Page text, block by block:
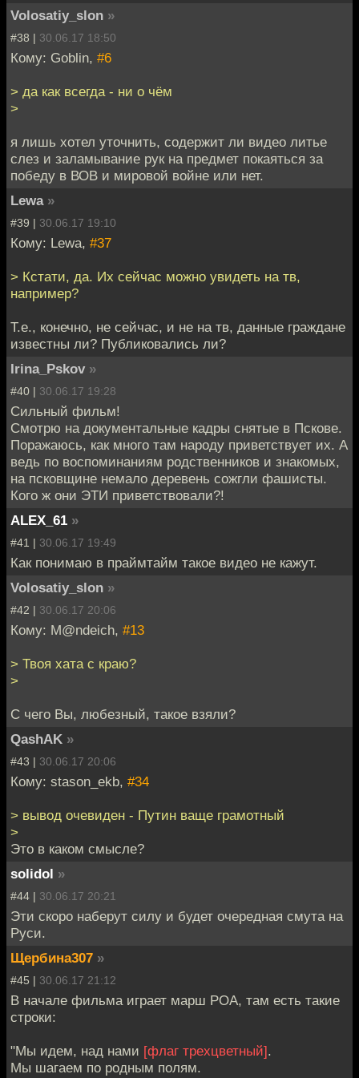
Volosatiy_slon »
#38 | 30.06.17 18:50
Кому: Goblin, #6
> да как всегда - ни о чём
>
я лишь хотел уточнить, содержит ли видео литье
слез и заламывание рук на предмет покаяться за
победу в ВОВ и мировой войне или нет.
Lewa »
#39 | 30.06.17 19:10
Кому: Lewa, #37
> Кстати, да. Их сейчас можно увидеть на тв,
например?
Т.е., конечно, не сейчас, и не на тв, данные граждане
известны ли? Публиковались ли?
Irina_Pskov »
#40 | 30.06.17 19:28
Сильный фильм!
Смотрю на документальные кадры снятые в Пскове.
Поражаюсь, как много там народу приветствует их. А
ведь по воспоминаниям родственников и знакомых,
на псковщине немало деревень сожгли фашисты.
Кого ж они ЭТИ приветствовали?!
ALEX_61 »
#41 | 30.06.17 19:49
Как понимаю в праймтайм такое видео не кажут.
Volosatiy_slon »
#42 | 30.06.17 20:06
Кому: M@ndeich, #13
> Твоя хата с краю?
>
С чего Вы, любезный, такое взяли?
QashAK »
#43 | 30.06.17 20:06
Кому: stason_ekb, #34
> вывод очевиден - Путин ваще грамотный
>
Это в каком смысле?
solidol »
#44 | 30.06.17 20:21
Эти скоро наберут силу и будет очередная смута на
Руси.
Щербина307 »
#45 | 30.06.17 21:12
В начале фильма играет марш РОА, там есть такие
строки:
"Мы идем, над нами [флаг трехцветный].
Мы шагаем по родным полям.